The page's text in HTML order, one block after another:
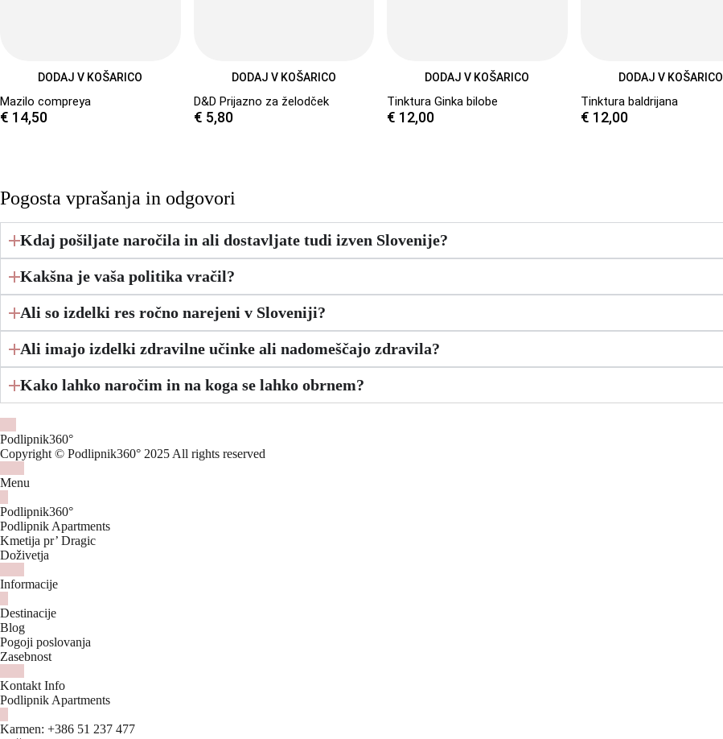
DODAJ V KOŠARICO
Mazilo compreya
€ 14,50
DODAJ V KOŠARICO
D&D Prijazno za želodček
€ 5,80
DODAJ V KOŠARICO
Tinktura Ginka bilobe
€ 12,00
DODAJ V KOŠARICO
Tinktura baldrijana
€ 12,00
Pogosta vprašanja in odgovori
Kdaj pošiljate naročila in ali dostavljate tudi izven Slovenije?
Kakšna je vaša politika vračil?
Ali so izdelki res ročno narejeni v Sloveniji?
Ali imajo izdelki zdravilne učinke ali nadomeščajo zdravila?
Kako lahko naročim in na koga se lahko obrnem?
Podlipnik360°
Copyright © Podlipnik360° 2025 All rights reserved
Menu
Podlipnik360°
Podlipnik Apartments
Kmetija pr’ Dragic
Doživetja
Informacije
Destinacije
Blog
Pogoji poslovanja
Zasebnost
Kontakt Info
Podlipnik Apartments
Karmen: +386 51 237 477